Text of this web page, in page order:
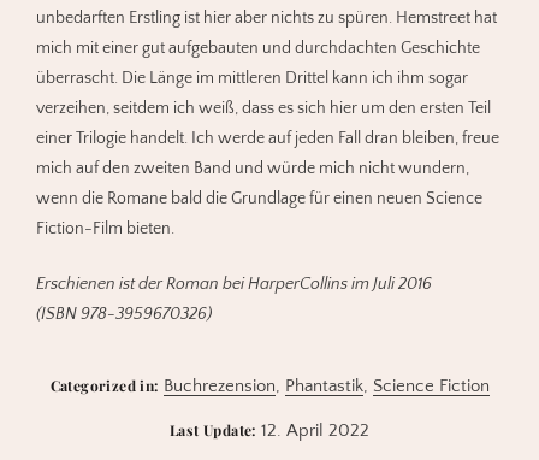
unbedarften Erstling ist hier aber nichts zu spüren. Hemstreet hat
mich mit einer gut aufgebauten und durchdachten Geschichte
überrascht. Die Länge im mittleren Drittel kann ich ihm sogar
verzeihen, seitdem ich weiß, dass es sich hier um den ersten Teil
einer Trilogie handelt. Ich werde auf jeden Fall dran bleiben, freue
mich auf den zweiten Band und würde mich nicht wundern,
wenn die Romane bald die Grundlage für einen neuen Science
Fiction-Film bieten.
Erschienen ist der Roman bei HarperCollins im Juli 2016
(ISBN 978-3959670326)
Categorized in: Buchrezension, Phantastik, Science Fiction
Last Update: 12. April 2022